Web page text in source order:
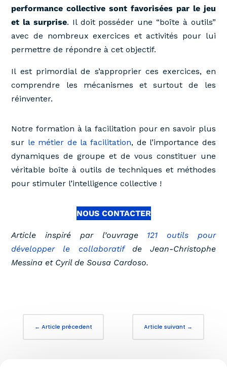
performance collective sont favorisées par le jeu
et la surprise. Il doit posséder une “boîte à outils”
avec de nombreux exercices et activités pour lui
permettre de répondre à cet objectif.
Il est primordial de s’approprier ces exercices, en
comprendre les mécanismes et surtout de les
réinventer.
Notre formation à la facilitation pour en savoir plus
sur le métier de la facilitation, de l’importance des
dynamiques de groupe et de vous constituer une
véritable boîte à outils de techniques et méthodes
pour stimuler l’intelligence collective !
NOUS CONTACTER
Article inspiré par l’ouvrage 121 outils pour
développer le collaboratifde Jean-Christophe
Messina et Cyril de Sousa Cardoso.
← Article précedent Article suivant →